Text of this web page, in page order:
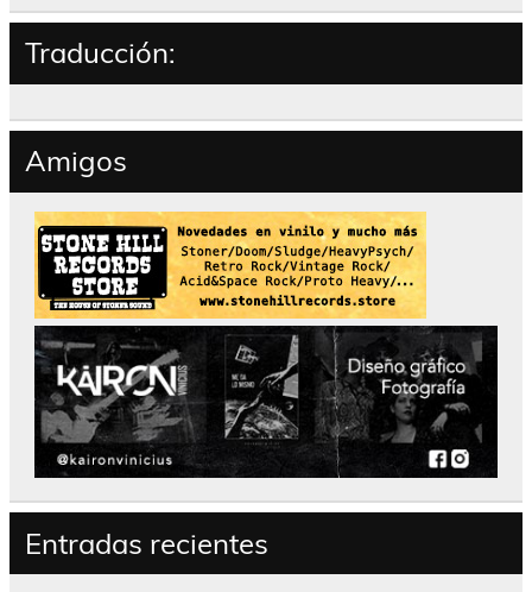
Traducción:
Amigos
Entradas recientes